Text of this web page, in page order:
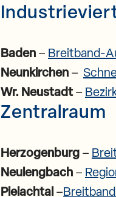
Baden – Breitband-
Neunkirchen –
Wr. Neustadt –
Zentralraum
Herzogenburg –
Neulengbach –
Pielachtal–